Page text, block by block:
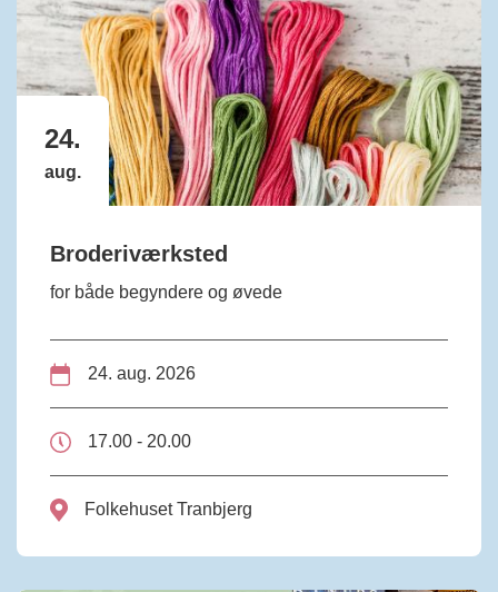
24.
aug.
Broderiværksted
for både begyndere og øvede
24. aug. 2026
17.00 - 20.00
Folkehuset Tranbjerg